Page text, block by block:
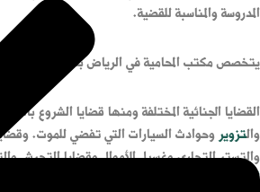
المدروسة والمناسبة للقضية.
يتخصص مكتب المحامية في الرياض بكافة القضايا
القضايا الجنائية المختلفة ومنها قضايا الشروع
والتزويروحوادث السيارات التي تفضي للموت. وقضايا
والتستر التجاري وغسيل الأموال وقضايا التحرش
أنواع القضايا الجنائية في السعودية